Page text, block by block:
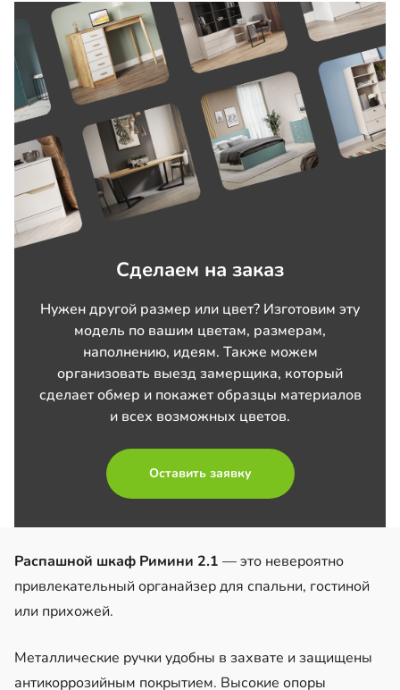
Сделаем на заказ
Нужен другой размер или цвет? Изготовим эту
модель по вашим цветам, размерам,
наполнению, идеям. Также можем
организовать выезд замерщика, который
сделает обмер и покажет образцы материалов
и всех возможных цветов.
Оставить заявку
Распашной шкаф Римини 2.1 — это невероятно
привлекательный органайзер для спальни, гостиной
или прихожей.
Металлические ручки удобны в захвате и защищены
антикоррозийным покрытием. Высокие опоры